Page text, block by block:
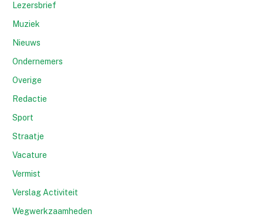
Lezersbrief
Muziek
Nieuws
Ondernemers
Overige
Redactie
Sport
Straatje
Vacature
Vermist
Verslag Activiteit
Wegwerkzaamheden